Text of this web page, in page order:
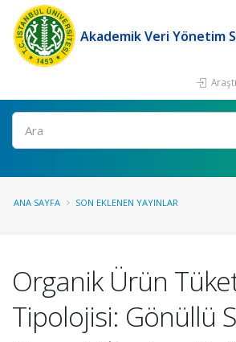
Akademik Veri Yönetim
Ara
ANA SAYFA SON EKLENEN YAYINLAR
Organik Ürün
Tipolojisi: Gönüllü